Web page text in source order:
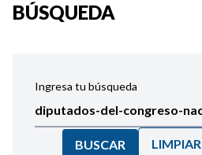
BÚSQUEDA
Ingresa tu búsqueda
BUSCAR LIMPIAR